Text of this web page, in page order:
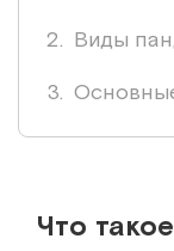
Виды
Что